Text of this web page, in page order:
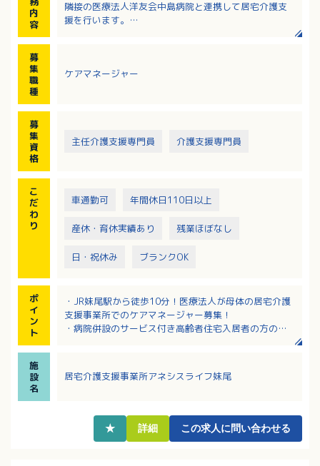
内
容
隣接の医療法人洋友会中島病院と連携して居宅介護支
援を行います。
募
集
職
種
ケアマネージャー
募
集
資
格
主任介護支援専門員 介護支援専門員
こ
だ
わ
り
車通勤可 年間休日110日以上
産休・育休実績あり 残業ほぼなし
日・祝休み ブランクOK
ポ
イ
ン
ト
・JR妹尾駅から徒歩10分！医療法人が母体の居宅介護
支援事業所でのケアマネージャー募集！
・病院併設のサービス付き高齢者住宅入居者の方のケ
・年間休日127日！年次有給休暇は入社3ヶ月後より付
施
設
名
居宅介護支援事業所アネシスライフ妹尾
★ 詳細 この求人に問い合わせる